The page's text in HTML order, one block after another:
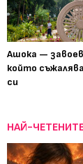
Ашока —
който
си
НАЙ-